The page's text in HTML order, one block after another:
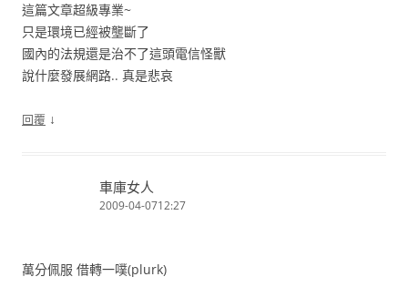
這篇文章超級專業~
只是環境已經被壟斷了
國內的法規還是治不了這頭電信怪獸
說什麼發展網路.. 真是悲哀
回覆 ↓
車庫女人
2009-04-0712:27
萬分佩服 借轉一噗(plurk)